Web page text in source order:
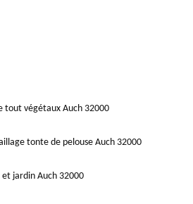
tout végétaux Auch 32000
tonte de pelouse Auch 32000
jardin Auch 32000